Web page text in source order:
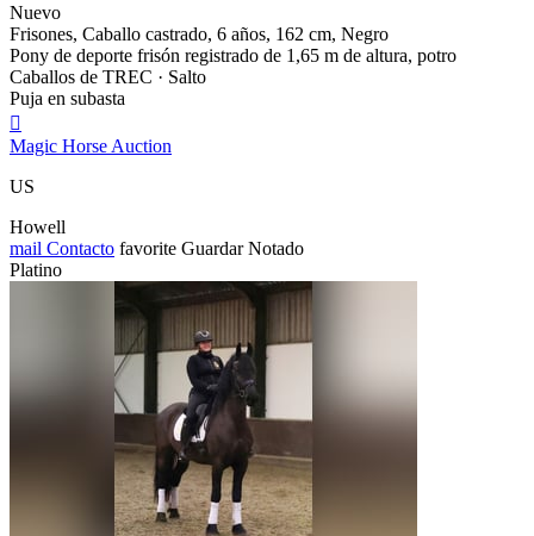
Nuevo
Frisones, Caballo castrado, 6 años, 162 cm, Negro
Pony de deporte frisón registrado de 1,65 m de altura, potro
Caballos de TREC · Salto
Puja en subasta

Magic Horse Auction
US
Howell
mail Contacto favorite Guardar Notado
Platino